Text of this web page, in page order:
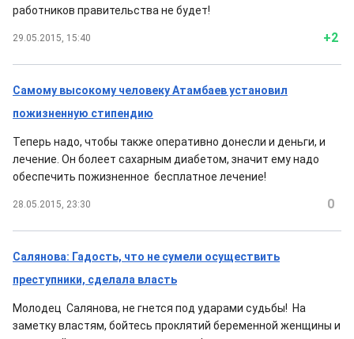
работников правительства не будет!
29.05.2015, 15:40 +2
Самому высокому человеку Атамбаев установил
пожизненную стипендию
Теперь надо, чтобы также оперативно донесли и деньги, и
лечение. Он болеет сахарным диабетом, значит ему надо
обеспечить пожизненное бесплатное лечение!
28.05.2015, 23:30 0
Салянова: Гадость, что не сумели осуществить
преступники, сделала власть
Молодец Салянова, не гнется под ударами судьбы! На
заметку властям, бойтесь проклятий беременной женщины и